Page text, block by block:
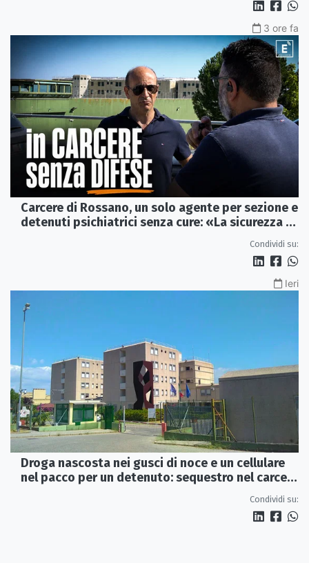
3 ore fa
Carcere di Rossano, un solo agente per sezione e
detenuti psichiatrici senza cure: «La sicurezza è
Condividi su:
Ieri
Droga nascosta nei gusci di noce e un cellulare
nel pacco per un detenuto: sequestro nel carcere
Condividi su: